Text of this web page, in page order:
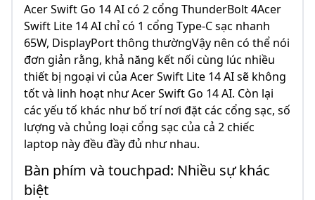
Acer Swift Go 14 AI có 2 cổng ThunderBolt 4Acer
Swift Lite 14 AI chỉ có 1 cổng Type-C sạc nhanh
65W, DisplayPort thông thườngVậy nên có thể nói
đơn giản rằng, khả năng kết nối cùng lúc nhiều
thiết bị ngoại vi của Acer Swift Lite 14 AI sẽ không
tốt và linh hoạt như Acer Swift Go 14 AI. Còn lại
các yếu tố khác như bố trí nơi đặt các cổng sạc, số
lượng và chủng loại cổng sạc của cả 2 chiếc
laptop này đều đầy đủ như nhau.
Bàn phím và touchpad: Nhiều sự khác
biệt